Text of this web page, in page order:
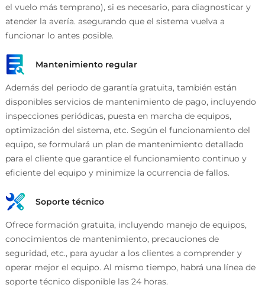
el vuelo más temprano), si es necesario, para diagnosticar y
atender la avería. asegurando que el sistema vuelva a
funcionar lo antes posible.
Mantenimiento regular
Además del periodo de garantía gratuita, también están
disponibles servicios de mantenimiento de pago, incluyendo
inspecciones periódicas, puesta en marcha de equipos,
optimización del sistema, etc. Según el funcionamiento del
equipo, se formulará un plan de mantenimiento detallado
para el cliente que garantice el funcionamiento continuo y
eficiente del equipo y minimize la ocurrencia de fallos.
Soporte técnico
Ofrece formación gratuita, incluyendo manejo de equipos,
conocimientos de mantenimiento, precauciones de
seguridad, etc., para ayudar a los clientes a comprender y
operar mejor el equipo. Al mismo tiempo, habrá una línea de
soporte técnico disponible las 24 horas.